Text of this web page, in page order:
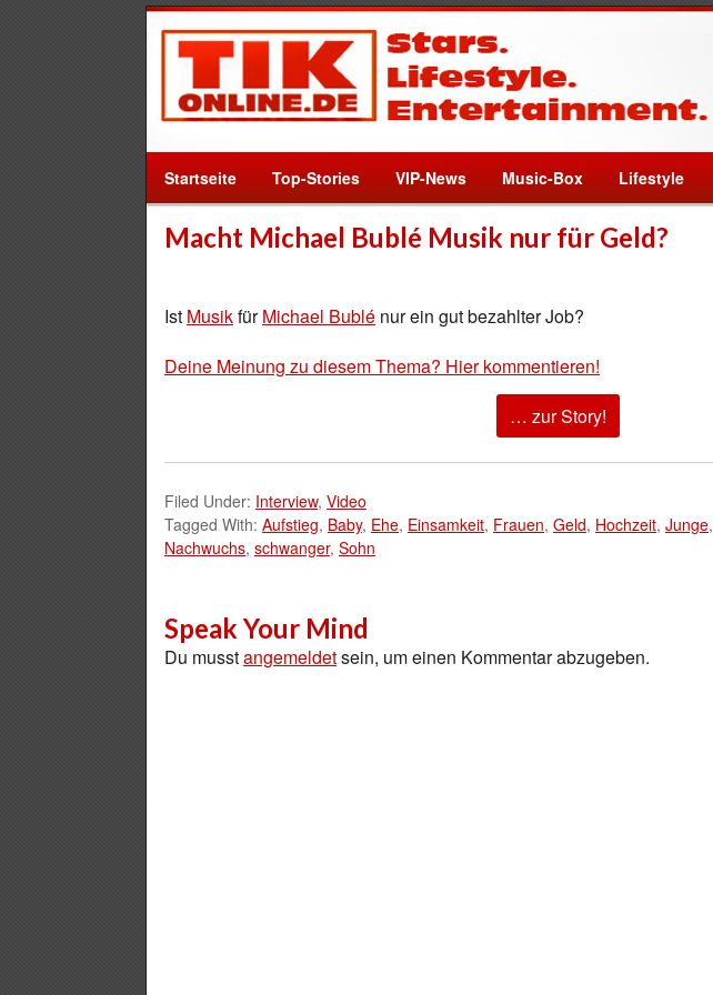
Startseite Top-Stories VIP-News Music-Box Lifestyle
Macht Michael Bublé Musik nur für Geld?
Ist MusikfürMichael Bublé nur ein gut bezahlter Job?
Deine Meinung zu diesem Thema? Hier kommentieren!
… zur Story!
Filed Under: Interview, Video
Tagged With: Aufstieg, Baby, Ehe, Einsamkeit, Frauen, Geld, Hochzeit, Junge,
Nachwuchs, schwanger, Sohn
Speak Your Mind
Du musstangemeldetsein, um einen Kommentar abzugeben.